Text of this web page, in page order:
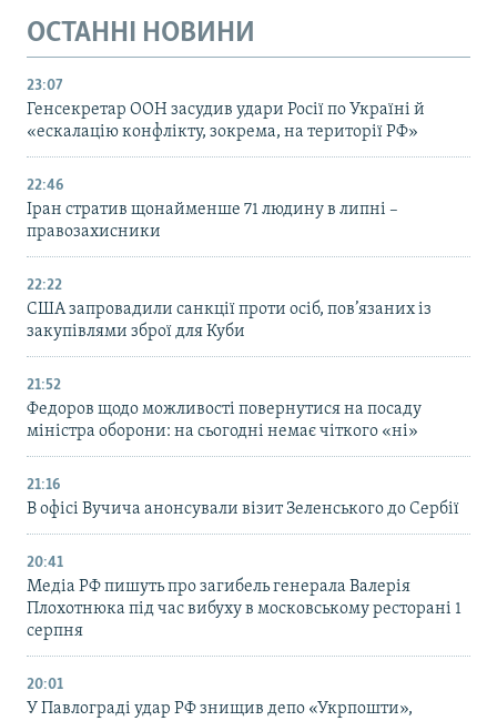
ОСТАННІ НОВИНИ
23:07
Генсекретар ООН засудив удари Росії по Україні й
«ескалацію конфлікту, зокрема, на території РФ»
22:46
Іран стратив щонайменше 71 людину в липні –
правозахисники
22:22
США запровадили санкції проти осіб, пов’язаних із
закупівлями зброї для Куби
21:52
Федоров щодо можливості повернутися на посаду
міністра оборони: на сьогодні немає чіткого «ні»
21:16
В офісі Вучича анонсували візит Зеленського до Сербії
20:41
Медіа РФ пишуть про загибель генерала Валерія
Плохотнюка під час вибуху в московському ресторані 1
серпня
20:01
У Павлограді удар РФ знищив депо «Укрпошти»,